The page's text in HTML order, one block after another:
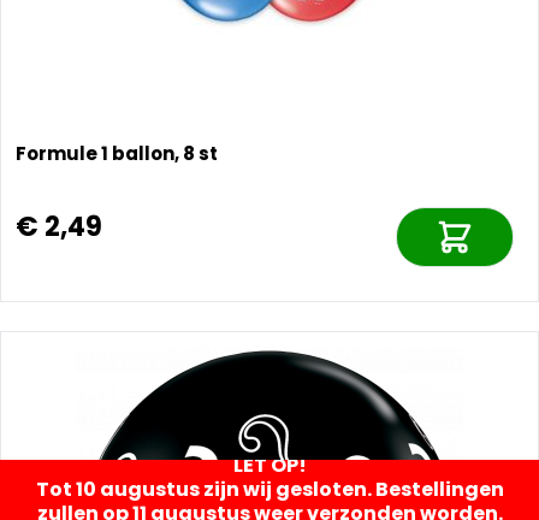
LET OP!
Tot 10 augustus zijn wij gesloten. Bestellingen
zullen op 11 augustus weer verzonden worden.
Formule 1 ballon, 8 st
€ 2,49